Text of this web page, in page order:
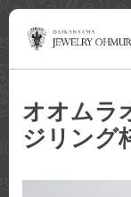
オオム
ジリング